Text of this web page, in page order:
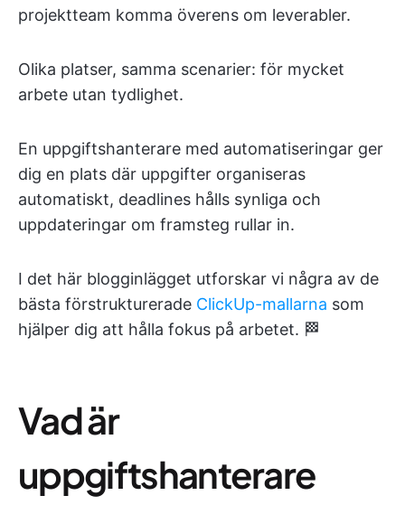
projektteam komma överens om leverabler.
Olika platser, samma scenarier: för mycket
arbete utan tydlighet.
En uppgiftshanterare med automatiseringar ger
dig en plats där uppgifter organiseras
automatiskt, deadlines hålls synliga och
uppdateringar om framsteg rullar in.
I det här blogginlägget utforskar vi några av de
bästa förstrukturerade ClickUp-mallarna som
hjälper dig att hålla fokus på arbetet. 🏁
Vad är
uppgiftshanterare